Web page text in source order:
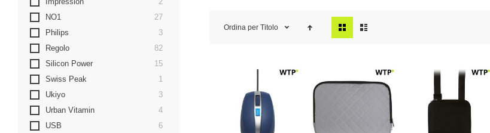
Ordina per Titolo
as
NO1
27items
Philips
3items
Regolo
82items
Silicon Power
15items
Swiss Peak
1
Ukiyo
3items
Urban Vitamin
4items
USB
6items